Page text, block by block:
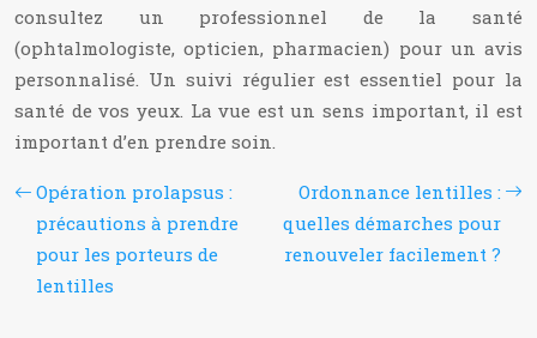
consultez un professionnel de la santé
(ophtalmologiste, opticien, pharmacien) pour un avis
personnalisé. Un suivi régulier est essentiel pour la
santé de vos yeux. La vue est un sens important, il est
important d’en prendre soin.
Opération prolapsus :
précautions à prendre
pour les porteurs de
lentilles
Ordonnance lentilles :
quelles démarches pour
renouveler facilement ?